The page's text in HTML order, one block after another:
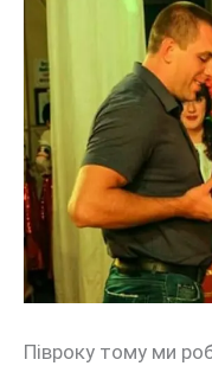
Півроку тому ми